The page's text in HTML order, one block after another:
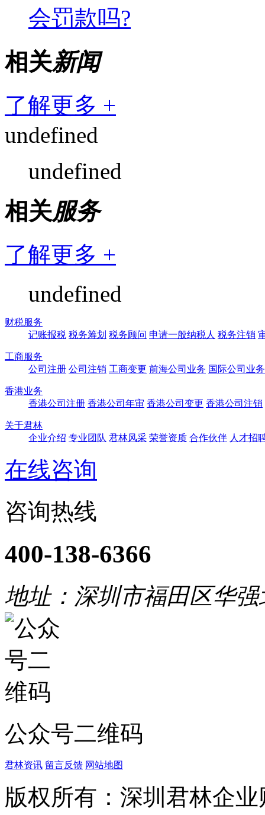
会罚款吗?
相关新闻
了解更多 +
undefined
undefined
相关服务
了解更多 +
undefined
财税服务
记账报税 税务筹划 税务顾问 申请一般纳税人 税务注销
工商服务
公司注册 公司注销 工商变更 前海公司业务 国际公司业务
香港业务
香港公司注册 香港公司年审 香港公司变更 香港公司注销
关于君林
企业介绍 专业团队 君林风采 荣誉资质 合作伙伴 人才招
在线咨询
咨询热线
400-138-6366
地址：深圳市福田区华
公众号二维码
君林资讯 留言反馈 网站地图
版权所有：深圳君林企